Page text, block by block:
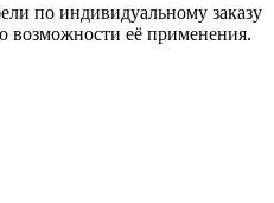
по индивидуальному заказу
возможности её применения.